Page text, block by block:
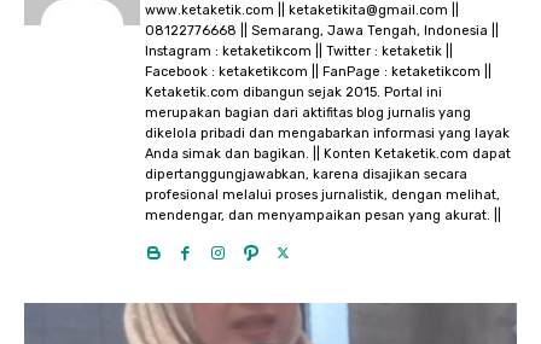
www.ketaketik.com || ketaketikita@gmail.com ||
08122776668 || Semarang, Jawa Tengah, Indonesia ||
Instagram : ketaketikcom || Twitter : ketaketik ||
Facebook : ketaketikcom || FanPage : ketaketikcom ||
Ketaketik.com dibangun sejak 2015. Portal ini
merupakan bagian dari aktifitas blog jurnalis yang
dikelola pribadi dan mengabarkan informasi yang layak
Anda simak dan bagikan. || Konten Ketaketik.com dapat
dipertanggungjawabkan, karena disajikan secara
profesional melalui proses jurnalistik, dengan melihat,
mendengar, dan menyampaikan pesan yang akurat. ||